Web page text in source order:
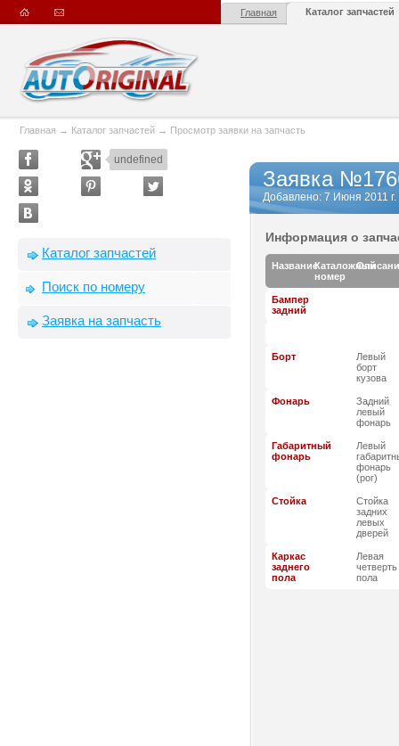
Главная Каталог запчастей
Главная → Каталог запчастей → Просмотр заявки на запчасть
undefined
Каталог запчастей
Поиск по номеру
Заявка на запчасть
Заявка
Добавлено: 7 Июня 2011 г.
Информация о
НазваниеКаталожный
номер
Бампер
задний
Борт
Левый
борт
кузова
Фонарь
Задний
левый
фонарь
Габаритный
фонарь
Левый
фонарь
(рог)
Стойка
Стойка
задних
левых
дверей
Каркас
заднего
пола
Левая
четверть
пола